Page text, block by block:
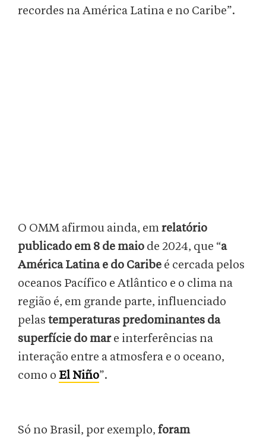
recordes na América Latina e no Caribe”.
O OMM afirmou ainda, emrelatório
publicado em 8 de maio de 2024, que “a
América Latina e do Caribe é cercada pelos
oceanos Pacífico e Atlântico e o clima na
região é, em grande parte, influenciado
pelas temperaturas predominantes da
superfície do mare interferências na
interação entre a atmosfera e o oceano,
como o El Niño”.
Só no Brasil, por exemplo, foram